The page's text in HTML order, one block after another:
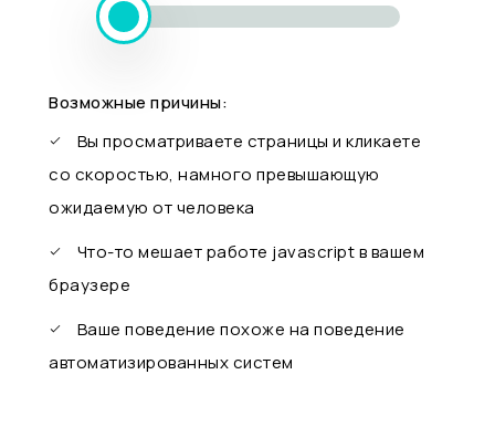
Возможные причины:
Вы просматриваете страницы и кликаете
со скоростью, намного превышающую
ожидаемую от человека
Что-то мешает работе javascript в вашем
браузере
Ваше поведение похоже на поведение
автоматизированных систем